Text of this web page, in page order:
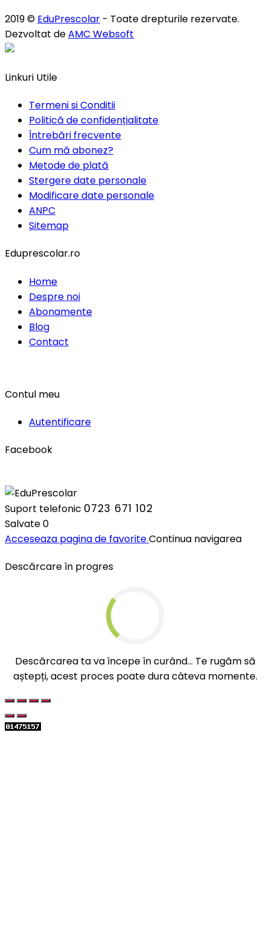
2019 © EduPrescolar - Toate drepturile rezervate.
Dezvoltat deAMC Websoft
Linkuri Utile
Termeni si Conditii
Politică de confidențialitate
Întrebări frecvente
Cum mă abonez?
Metode de plată
Stergere date personale
Modificare date personale
ANPC
Sitemap
Eduprescolar.ro
Home
Despre noi
Abonamente
Blog
Contact
Contul meu
Autentificare
Facebook
Suport telefonic 0723 671 102
Salvate0
Acceseaza pagina de favoriteContinua navigarea
Descărcare în progres
Descărcarea ta va începe în curând... Te rugăm să
aștepți, acest proces poate dura câteva momente.